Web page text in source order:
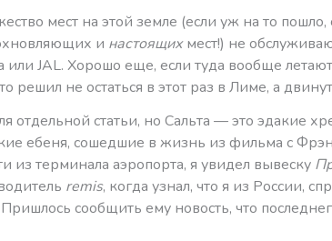
мест на этой земле (если уж на то пошло,
и настоящихмест!) не
или JAL. Хорошо еще, если туда вообще
решил не остаться в этот раз в Лиме, а
отдельной статьи, но Сальта — это эдакие
ебеня, сошедшие в жизнь из фильма с
из терминала аэропорта, я увидел вывеску
remis, когда узнал, что я из России,
Пришлось сообщить ему новость, что